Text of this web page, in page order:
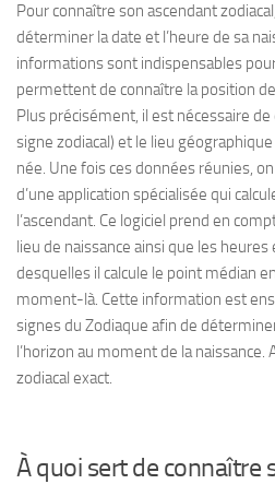
Pour connaître son ascendant
déterminer la date et l’heure de sa
informations sont indispensables
permettent de connaître la position
Plus précisément, il est nécessaire
signe zodiacal) et le lieu
née. Une fois ces données réunies,
d’une application spécialisée qui
l’ascendant. Ce logiciel prend en
lieu de naissance ainsi que les
desquelles il calcule le point médian
moment-là. Cette information est
signes du Zodiaque afin de
l’horizon au moment de la naissance.
zodiacal exact.
À quoi sert de connaître